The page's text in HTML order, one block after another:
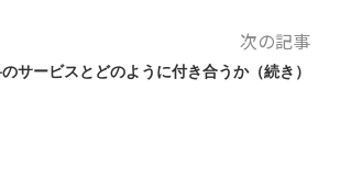
次の記事
サービスとどのように付き合うか（続き）